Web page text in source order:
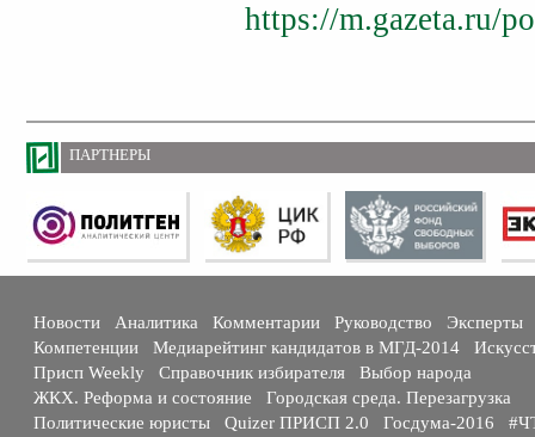
https://m.gazeta.ru/
ПАРТНЕРЫ
Новости Аналитика Комментарии Руководство
Эксперты
Компетенции
Медиарейтинг кандидатов в МГД-2014
Присп Weekly
Справочник избирателя
Выбор народа
ЖКХ. Реформа и состояние
Городская среда. Перезагрузка
Политические юристы
Quizer ПРИСП 2.0 Госдума-2016